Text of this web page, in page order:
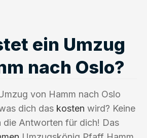
ein Umzug
nach Oslo?
von Hamm nach Oslo
dich das kosten wird? Keine
die Antworten für dich! Das